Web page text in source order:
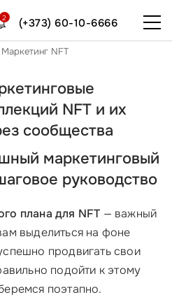
(+373) 60-10-6666
2
Маркетинг NFT
NFT и их
сообщества
маркетинговый
руководство
плана для NFT — важный
выделиться на фоне
продвигать свои
подойти к этому
поэтапно.